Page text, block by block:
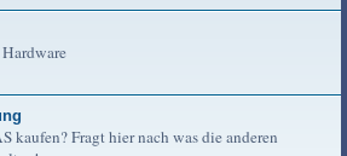
kaufen? Fragt hier nach was die anderen